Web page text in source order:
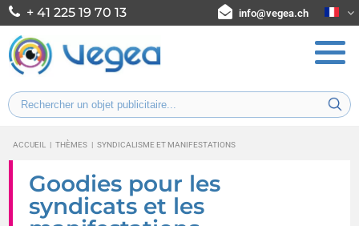
+ 41 225 19 70 13 info@vegea.ch
ACCUEIL | THÈMES | SYNDICALISME ET MANIFESTATIONS
Goodies pour les
syndicats et les